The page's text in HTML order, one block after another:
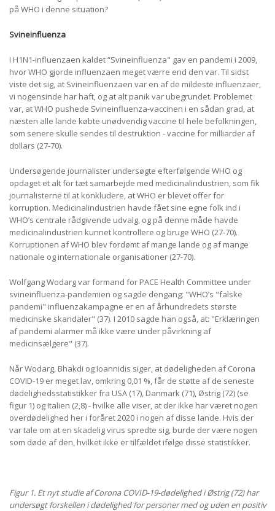
på WHO i denne situation?
Svineinfluenza
I H1N1-influenzaen kaldet “Svineinfluenza" gav en pandemi i 2009,
hvor WHO gjorde influenzaen meget værre end den var. Til sidst
viste det sig, at Svineinfluenzaen var en af ​​de mildeste influenzaer,
vi nogensinde har haft, og at alt panik var ubegrundet. Problemet
var, at WHO pushede Svineinfluenza-vaccinen i en sådan grad, at
næsten alle lande købte unødvendig vaccine til hele befolkningen,
som senere skulle sendes til destruktion - vaccine for milliarder af
dollars (27-70).
Undersøgende journalister undersøgte efterfølgende WHO og
opdaget et alt for tæt samarbejde med medicinalindustrien, som fik
journalisterne til at konkludere, at WHO er blevet offer for
korruption. Medicinalindustrien havde fået sine egne folk ind i
WHO’s centrale rådgivende udvalg, og på denne måde havde
medicinalindustrien kunnet kontrollere og bruge WHO (27-70).
Korruptionen af ​​WHO blev fordømt af mange lande og af mange
nationale og internationale organisationer (27-70).
Wolfgang Wodarg var formand for PACE Health Committee under
svineinfluenza-pandemien og sagde dengang: "WHO’s "falske
pandemi" influenzakampagne er en af ​​århundredets største
medicinske skandaler" (37). I 2010 sagde han også, at: "Erklæringen
af pandemi alarmer må ikke være under påvirkning af
medicinsælgere" (37).
Når Wodarg, Bhakdi og Ioannidis siger, at dødeligheden af Corona
COVID-19 er meget lav, omkring 0,01 %, får de støtte af de seneste
dødelighedsstatistikker fra USA (17), Danmark (71), Østrig (72) (se
figur 1) og Italien (2,8) - hvilke alle viser, at der ikke har været nogen
overdødelighed her i foråret 2020 i nogen af ​​disse lande. Hvis der
var tale om at en skadelig virus spredte sig, burde der være nogen
som døde af den, hvilket ikke er tilfældet ifølge disse statistikker.
Figur 1. Et nyt studie af Corona COVID-19-dødelighed i Østrig (72) har
undersøgt forskellen i dødelighed for personer med og uden en positiv